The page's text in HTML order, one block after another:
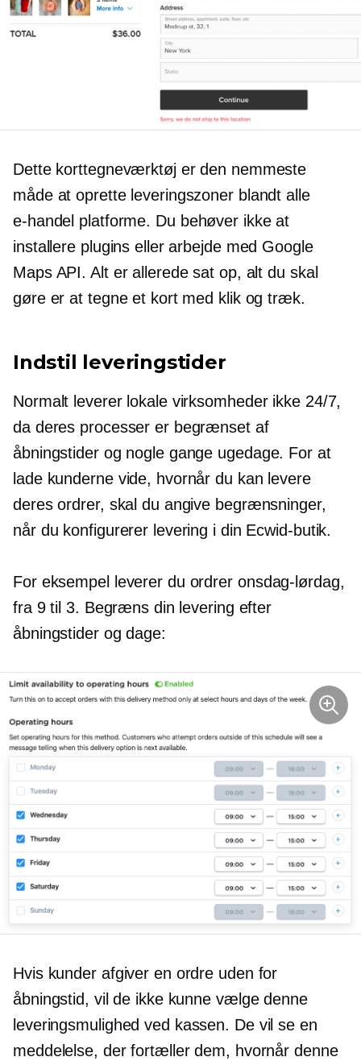
Dette korttegneværktøj er den nemmeste
måde at oprette leveringszoner blandt alle
e-handel platforme. Du behøver ikke at
installere plugins eller arbejde med Google
Maps API. Alt er allerede sat op, alt du skal
gøre er at tegne et kort med klik og træk.
Indstil leveringstider
Normalt leverer lokale virksomheder ikke 24/7,
da deres processer er begrænset af
åbningstider og nogle gange ugedage. For at
lade kunderne vide, hvornår du kan levere
deres ordrer, skal du angive begrænsninger,
når du konfigurerer levering i din Ecwid-butik.
For eksempel leverer du ordrer onsdag-lørdag,
fra 9 til 3. Begræns din levering efter
åbningstider og dage:
Hvis kunder afgiver en ordre uden for
åbningstid, vil de ikke kunne vælge denne
leveringsmulighed ved kassen. De vil se en
meddelelse, der fortæller dem, hvornår denne